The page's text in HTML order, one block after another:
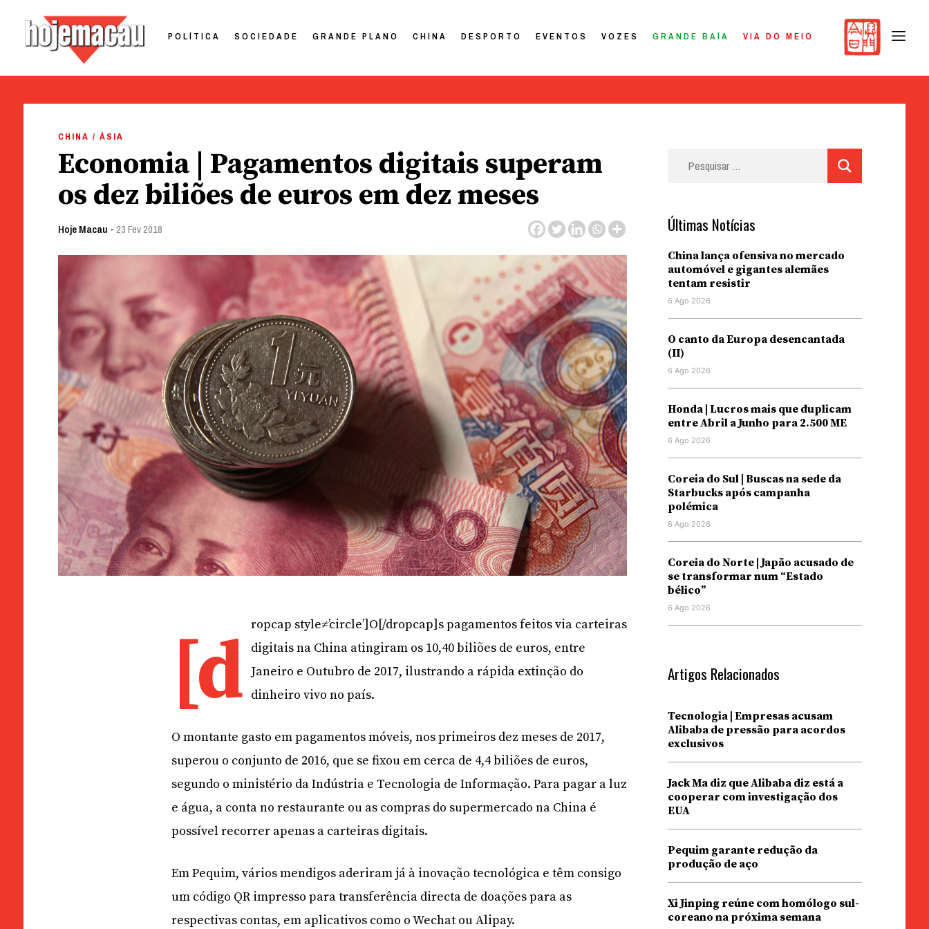
POLÍTICA SOCIEDADE GRANDE PLANO CHINA DESPORTO EVENTOS VOZES GRANDE BAÍA VIA DO MEIO
CHINA / ÁSIA
Economia | Pagamentos digitais superam
os dez biliões de euros em dez meses
Hoje Macau - 23 Fev 2018
[d ropcap style≠’circle’]O[/dropcap]s pagamentos feitos via carteiras
digitais na China atingiram os 10,40 biliões de euros, entre
Janeiro e Outubro de 2017, ilustrando a rápida extinção do
dinheiro vivo no país.
O montante gasto em pagamentos móveis, nos primeiros dez meses de 2017,
superou o conjunto de 2016, que se fixou em cerca de 4,4 biliões de euros,
segundo o ministério da Indústria e Tecnologia de Informação. Para pagar a luz
e água, a conta no restaurante ou as compras do supermercado na China é
possível recorrer apenas a carteiras digitais.
Em Pequim, vários mendigos aderiram já à inovação tecnológica e têm consigo
um código QR impresso para transferência directa de doações para as
respectivas contas, em aplicativos como o Wechat ou Alipay.
Últimas Notícias
China lança ofensiva no mercado
automóvel e gigantes alemães
tentam resistir
6 Ago 2026
O canto da Europa desencantada
(II)
6 Ago 2026
Honda | Lucros mais que duplicam
entre Abril a Junho para 2.500 ME
6 Ago 2026
Coreia do Sul | Buscas na sede da
Starbucks após campanha
polémica
6 Ago 2026
Coreia do Norte | Japão acusado de
se transformar num “Estado
bélico”
6 Ago 2026
Artigos Relacionados
Tecnologia | Empresas acusam
Alibaba de pressão para acordos
exclusivos
Jack Ma diz que Alibaba diz está a
cooperar com investigação dos
EUA
Pequim garante redução da
produção de aço
Xi Jinping reúne com homólogo sul-
coreano na próxima semana